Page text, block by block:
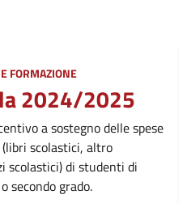
FORMAZIONE
2024/2025
a sostegno delle spese
scolastici, altro
scolastici) di studenti di
secondo grado.